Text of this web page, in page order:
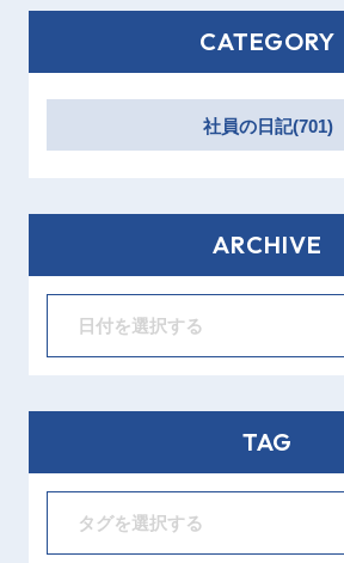
CATEGORY
社員の日記(701)
ARCHIVE
日付を選択する
TAG
タグを選択する